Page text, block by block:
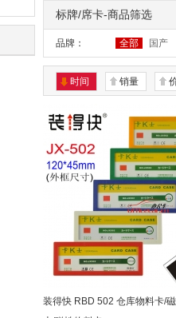
标牌/席卡-商品筛选
品牌： 全部 国产
时间 销量
装得快 RBD 502 仓库物料卡/